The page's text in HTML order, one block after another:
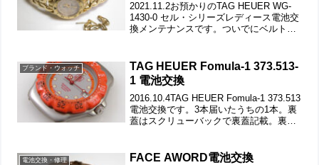
2021.11.2お預かりのTAG HEUER WG-
1430-0 セル・シリーズレディース電池交
換メンテナンスです。ついでにベルト調
HEUER934.208」竜頭の動きをチ...
ブランド・ウォッチ
TAG HEUER Fomula-1 373.513-
1 電池交換
2016.10.4TAG HEUER Fomula-1 373.513
電池交換です。3本届いたうちの1本。裏
蓋はスクリューバックで裏蓋記載。裏蓋
れを拭き取り電池格納部...
電池交換・修理 FACE AWORD電池交換